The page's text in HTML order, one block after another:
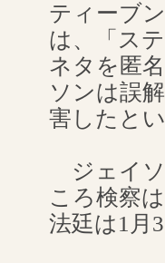
ティーブ
は、「ス
ネタを匿
ソンは誤
害したと
ジェイソ
ころ検察
法廷は1月